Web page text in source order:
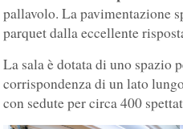
pallavolo. La pavimentazione
parquet dalla eccellente
La sala è dotata di uno spazio
corrispondenza di un lato
con sedute per circa 400